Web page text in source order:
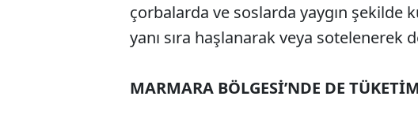
çorbalarda ve soslarda yaygın şekilde
yanı sıra haşlanarak veya sotelenerek
MARMARA BÖLGESİ’NDE DE